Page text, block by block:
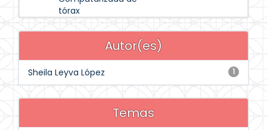
tórax
Autor(es)
1
Sheila Leyva López
Temas